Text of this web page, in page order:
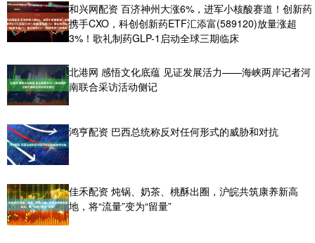
和兴网配资 百济神州大涨6%，进军小核酸赛道！创新药
携手CXO，科创创新药ETF汇添富(589120)放量涨超
3%！歌礼制药GLP-1启动全球三期临床
北港网 感悟文化底蕴 见证发展活力——海峡两岸记者河
南联合采访活动侧记
鸿亨配资 巴西总统称反对任何形式的威胁和对抗
佳禾配资 炖锅、奶茶、桃酥出圈，沪皖共筑康养新高
地，将“流量”变为“留量”